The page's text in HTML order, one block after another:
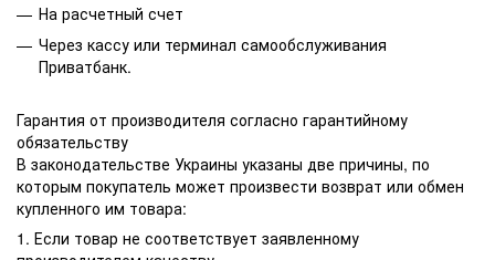
На расчетный счет
Через кассу или терминал самообслуживания
Приватбанк.
Гарантия от производителя согласно гарантийному
обязательству
В законодательстве Украины указаны две причины, по
которым покупатель может произвести возврат или обмен
купленного им товара:
1. Если товар не соответствует заявленному